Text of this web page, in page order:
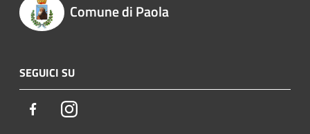
Comune di Paola
SEGUICI SU
FacebookInstagram